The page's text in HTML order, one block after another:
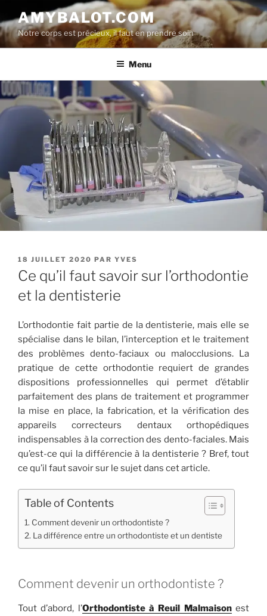
au
contenu
principal
AMYBALOT.COM
Notre corps est précieux, il faut en prendre soin
Menu
PUBLIÉ
LE
18 JUILLET 2020 PAR YVES
Ce qu’il faut savoir sur l’orthodontie
et la dentisterie
L’orthodontie fait partie de la dentisterie, mais elle se
spécialise dans le bilan, l’interception et le traitement
des problèmes dento-faciaux ou malocclusions. La
pratique de cette orthodontie requiert de grandes
dispositions professionnelles qui permet d’établir
parfaitement des plans de traitement et programmer
la mise en place, la fabrication, et la vérification des
appareils correcteurs dentaux orthopédiques
indispensables à la correction des dento-faciales. Mais
qu’est-ce qui la différencie à la dentisterie ? Bref, tout
ce qu’il faut savoir sur le sujet dans cet article.
Table of Contents
Comment devenir un orthodontiste ?
La différence entre un orthodontiste et un dentiste
Comment devenir un orthodontiste ?
Tout d’abord, l’Orthodontiste à Reuil Malmaisonest